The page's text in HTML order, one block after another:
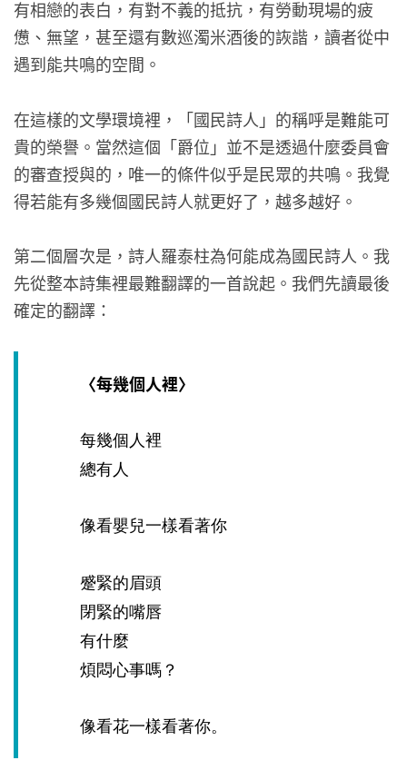
有相戀的表白，有對不義的抵抗，有勞動現場的疲
憊、無望，甚至還有數巡濁米酒後的詼諧，讀者從中
遇到能共鳴的空間。
在這樣的文學環境裡，「國民詩人」的稱呼是難能可
貴的榮譽。當然這個「爵位」並不是透過什麼委員會
的審查授與的，唯一的條件似乎是民眾的共鳴。我覺
得若能有多幾個國民詩人就更好了，越多越好。
第二個層次是，詩人羅泰柱為何能成為國民詩人。我
先從整本詩集裡最難翻譯的一首說起。我們先讀最後
確定的翻譯：
〈每幾個人裡〉
每幾個人裡
總有人
像看嬰兒一樣看著你
蹙緊的眉頭
閉緊的嘴唇
有什麼
煩悶心事嗎？
像看花一樣看著你。